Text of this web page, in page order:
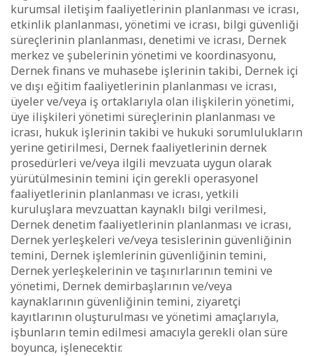
kurumsal iletişim faaliyetlerinin planlanması ve icrası,
etkinlik planlanması, yönetimi ve icrası, bilgi güvenliği
süreçlerinin planlanması, denetimi ve icrası, Dernek
merkez ve şubelerinin yönetimi ve koordinasyonu,
Dernek finans ve muhasebe işlerinin takibi, Dernek içi
ve dışı eğitim faaliyetlerinin planlanması ve icrası,
üyeler ve/veya iş ortaklarıyla olan ilişkilerin yönetimi,
üye ilişkileri yönetimi süreçlerinin planlanması ve
icrası, hukuk işlerinin takibi ve hukuki sorumlulukların
yerine getirilmesi, Dernek faaliyetlerinin dernek
prosedürleri ve/veya ilgili mevzuata uygun olarak
yürütülmesinin temini için gerekli operasyonel
faaliyetlerinin planlanması ve icrası, yetkili
kuruluşlara mevzuattan kaynaklı bilgi verilmesi,
Dernek denetim faaliyetlerinin planlanması ve icrası,
Dernek yerleşkeleri ve/veya tesislerinin güvenliğinin
temini, Dernek işlemlerinin güvenliğinin temini,
Dernek yerleşkelerinin ve taşınırlarının temini ve
yönetimi, Dernek demirbaşlarının ve/veya
kaynaklarının güvenliğinin temini, ziyaretçi
kayıtlarının oluşturulması ve yönetimi amaçlarıyla,
işbunların temin edilmesi amacıyla gerekli olan süre
boyunca, işlenecektir.